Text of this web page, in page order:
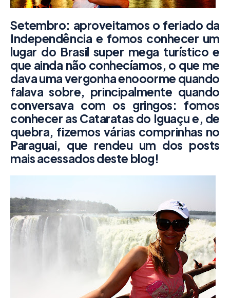
Setembro: aproveitamos o feriado da
Independência e fomos conhecer um
lugar do Brasil super mega turístico e
que ainda não conhecíamos, o que me
dava uma vergonha enooorme quando
falava sobre, principalmente quando
conversava com os gringos: fomos
conhecer as Cataratas do Iguaçue, de
quebra, fizemos várias comprinhas no
Paraguai, que rendeu um dos posts
mais acessados deste blog!